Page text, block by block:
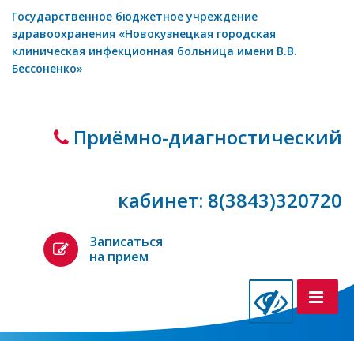
Государственное бюджетное учреждение
здравоохранения «Новокузнецкая городская
клиническая инфекционная больница имени В.В.
Бессоненко»
Приёмно-диагностический
кабинет: 8(3843)320720
Записаться
на прием